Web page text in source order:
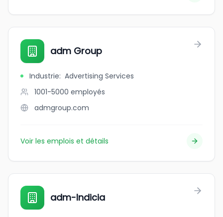
adm Group
Industrie: Advertising Services
1001-5000 employés
admgroup.com
Voir les emplois et détails
adm-Indicia